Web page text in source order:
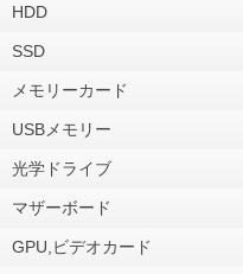
HDD
SSD
メモリーカード
USBメモリー
光学ドライブ
マザーボード
GPU,ビデオカード